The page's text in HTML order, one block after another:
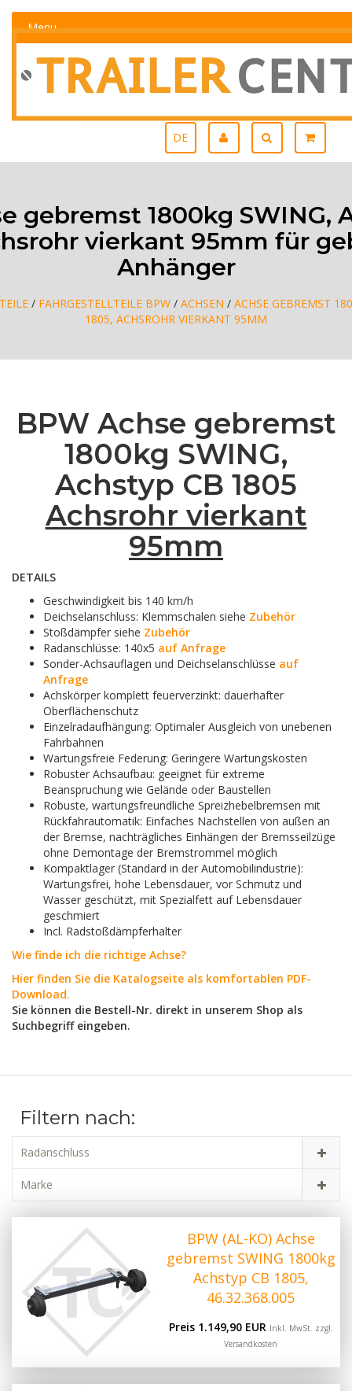
Menu
DE
gebremst 1800kg SWING,
vierkant 95mm für
Anhänger
/ FAHRGESTELLTEILE BPW / ACHSEN / ACHSE GEBREMST
1805, ACHSROHR VIERKANT 95MM
BPW Achse gebremst
1800kg SWING,
Achstyp CB 1805
Achsrohr vierkant
95mm
DETAILS
Geschwindigkeit bis 140 km/h
Deichselanschluss: Klemmschalen siehe Zubehör
Stoßdämpfer siehe Zubehör
Radanschlüsse: 140x5 auf Anfrage
Sonder-Achsauflagen und Deichselanschlüsse auf
Anfrage
Achskörper komplett feuerverzinkt: dauerhafter
Oberflächenschutz
Einzelradaufhängung: Optimaler Ausgleich von unebenen
Fahrbahnen
Wartungsfreie Federung: Geringere Wartungskosten
Robuster Achsaufbau: geeignet für extreme
Beanspruchung wie Gelände oder Baustellen
Robuste, wartungsfreundliche Spreizhebelbremsen mit
Rückfahrautomatik: Einfaches Nachstellen von außen an
der Bremse, nachträgliches Einhängen der Bremsseilzüge
ohne Demontage der Bremstrommel möglich
Kompaktlager (Standard in der Automobilindustrie):
Wartungsfrei, hohe Lebensdauer, vor Schmutz und
Wasser geschützt, mit Spezialfett auf Lebensdauer
geschmiert
Incl. Radstoßdämpferhalter
Wie finde ich die richtige Achse?
Hier finden Sie die Katalogseite als komfortablen PDF-
Download.
Sie können die Bestell-Nr. direkt in unserem Shop als
Suchbegriff eingeben.
Filtern nach:
Radanschluss
Marke
BPW (AL-KO) Achse
gebremst SWING 1800kg
Achstyp CB 1805,
46.32.368.005
Preis 1.149,90 EUR Inkl. MwSt. zzgl.
Versandkosten